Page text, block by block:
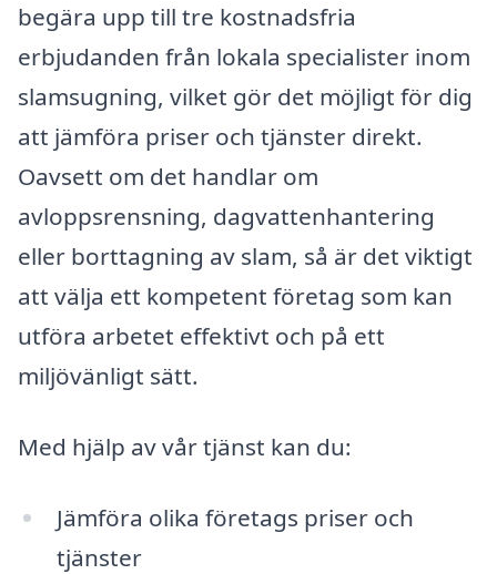
begära upp till tre kostnadsfria
erbjudanden från lokala specialister inom
slamsugning, vilket gör det möjligt för dig
att jämföra priser och tjänster direkt.
Oavsett om det handlar om
avloppsrensning, dagvattenhantering
eller borttagning av slam, så är det viktigt
att välja ett kompetent företag som kan
utföra arbetet effektivt och på ett
miljövänligt sätt.
Med hjälp av vår tjänst kan du:
Jämföra olika företags priser och
tjänster